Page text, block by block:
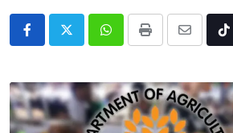
Whatsapp
Print
Share
Email